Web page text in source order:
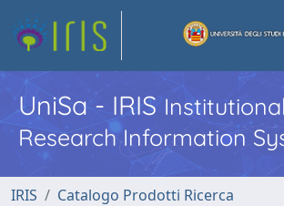
UniSa - IRISInstitutional
Research Information
IRIS
Catalogo Prodotti Ricerca